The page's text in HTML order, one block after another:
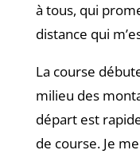
à tous, qui
distance qui
La course
milieu des
départ est
de course. Je